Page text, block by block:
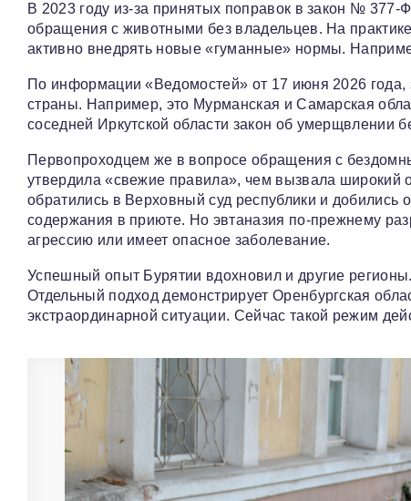
В 2023 году из-за принятых поправок в закон №
обращения с животными без владельцев. На
активно внедрять новые «гуманные» нормы.
По информации «Ведомостей» от 17 июня 2026 года,
страны. Например, это Мурманская и Самарская
соседней Иркутской области закон об умерщвлении
Первопроходцем же в вопросе обращения с
утвердила «свежие правила», чем вызвала
обратились в Верховный суд республики и добились
содержания в приюте. Но эвтаназия по‑прежнему
агрессию или имеет опасное заболевание.
Успешный опыт Бурятии вдохновил и другие
Отдельный подход демонстрирует Оренбургская
экстраординарной ситуации. Сейчас такой режим